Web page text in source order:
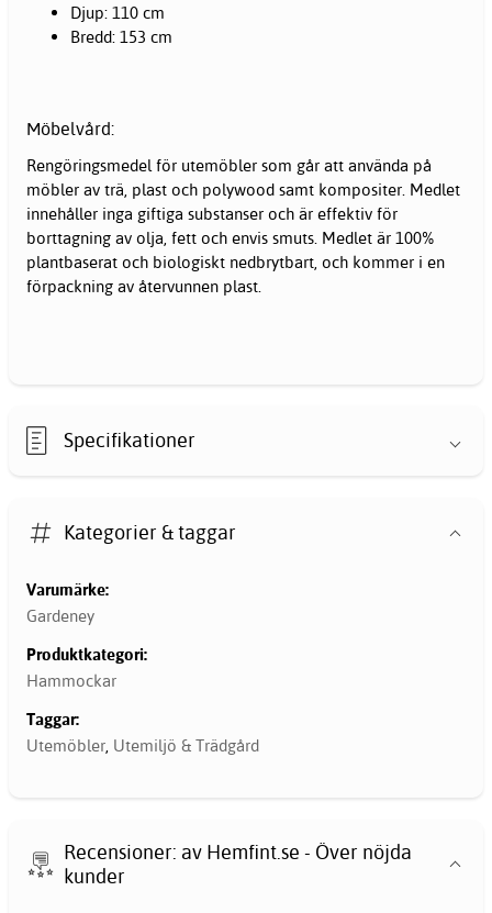
Djup: 110 cm
Bredd: 153 cm
Möbelvård:
Rengöringsmedel för utemöbler som går att använda på
möbler av trä, plast och polywood samt kompositer. Medlet
innehåller inga giftiga substanser och är effektiv för
borttagning av olja, fett och envis smuts. Medlet är 100%
plantbaserat och biologiskt nedbrytbart, och kommer i en
förpackning av återvunnen plast.
Specifikationer
Kategorier & taggar
Varumärke:
Gardeney
Produktkategori:
Hammockar
Taggar:
Utemöbler, Utemiljö & Trädgård
Recensioner: av Hemfint.se - Över nöjda
kunder